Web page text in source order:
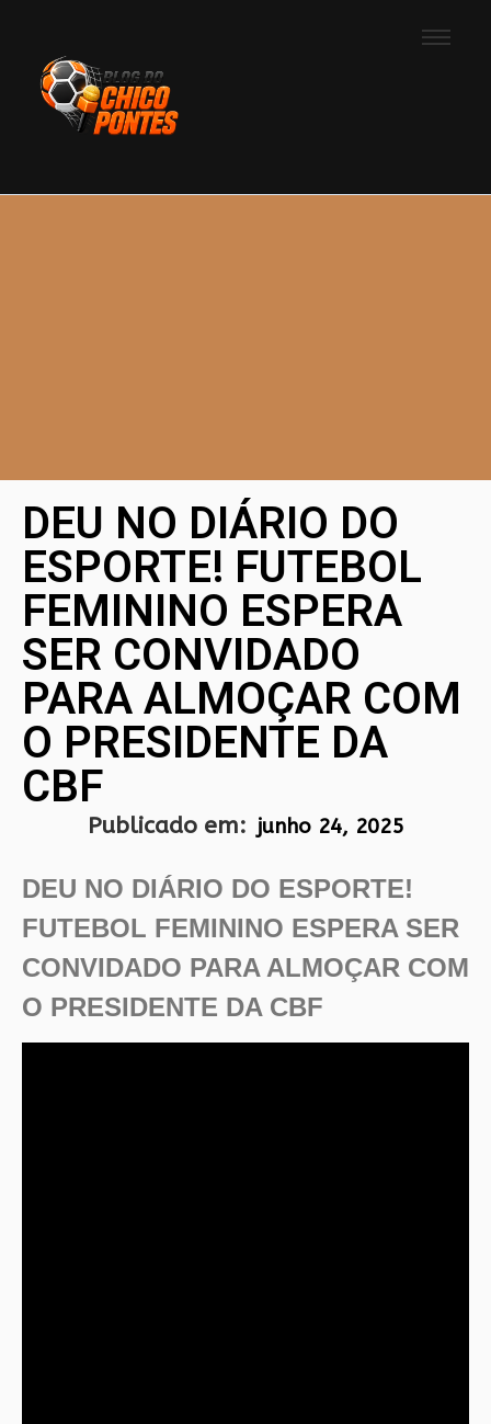
DEU NO DIÁRIO DO
ESPORTE! FUTEBOL
FEMININO ESPERA
SER CONVIDADO
PARA ALMOÇAR COM
O PRESIDENTE DA
CBF
Publicado em: junho 24, 2025
DEU NO DIÁRIO DO ESPORTE!
FUTEBOL FEMININO ESPERA SER
CONVIDADO PARA ALMOÇAR COM
O PRESIDENTE DA CBF